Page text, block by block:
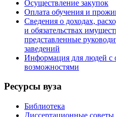
Осуществление закупок
Оплата обучения и
Сведения о доходах,
и обязательствах
представленные
заведений
Информация для людей с
возможностями
Ресурсы вуза
Библиотека
Диссертационные советы